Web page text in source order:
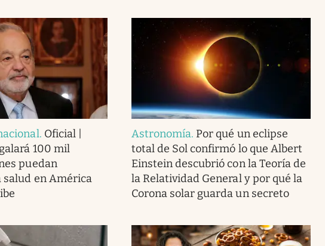
. Oficial |
100 mil
puedan
en América
Astronomía. Por qué un eclipse
total de Sol confirmó lo que Albert
Einstein descubrió con la Teoría de
la Relatividad General y por qué la
Corona solar guarda un secreto